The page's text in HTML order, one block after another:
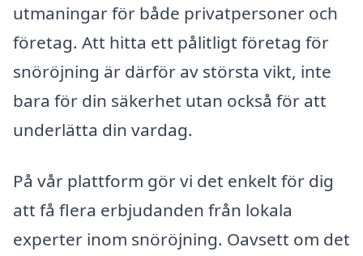
utmaningar för både privatpersoner och
företag. Att hitta ett pålitligt företag för
snöröjning är därför av största vikt, inte
bara för din säkerhet utan också för att
underlätta din vardag.
På vår plattform gör vi det enkelt för dig
att få flera erbjudanden från lokala
experter inom snöröjning. Oavsett om det